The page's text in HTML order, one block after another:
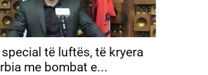
të luftës, të kryera
me bombat e...